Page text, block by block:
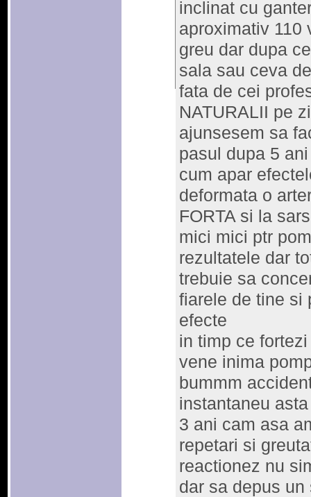
inclinat cu
aproximativ 110
greu dar dupa
sala sau ceva
fata de cei
NATURALII pe
ajunsesem sa
pasul dupa 5
cum apar
deformata o
FORTA si la
mici mici ptr
rezultatele dar
trebuie sa
fiarele de tine si
efecte
in timp ce
vene inima
bummm
instantaneu
3 ani cam asa
repetari si
reactionez nu
dar sa depus